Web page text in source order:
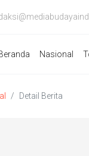
Nasional
Detail Berita